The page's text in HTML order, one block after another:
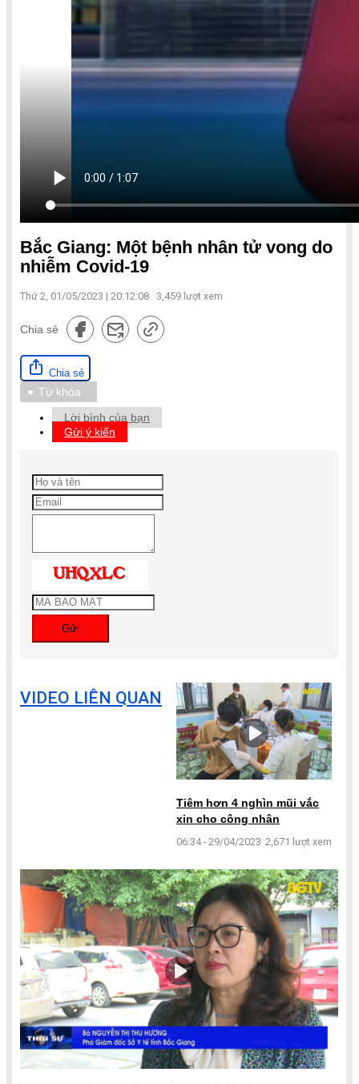
Bắc Giang: Một bệnh nhân tử vong do
nhiễm Covid-19
Thứ 2, 01/05/2023 | 20:12:08 3,459 lượt xem
Chia sẻ
Chia sẻ
Từ khóa
Lời bình của bạn
Gửi ý kiến
Gửi
VIDEO LIÊN QUAN
Tiêm hơn 4 nghìn mũi vắc
xin cho công nhân
06:34 - 29/04/2023 2,671 lượt xem